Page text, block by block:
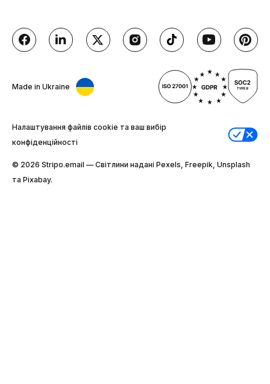
Made in Ukraine
Налаштування файлів cookie та ваш вибір
конфіденційності
© 2026 Stripо.email — Світлини надані Pexels, Freepik, Unsplash
та Pixabay.